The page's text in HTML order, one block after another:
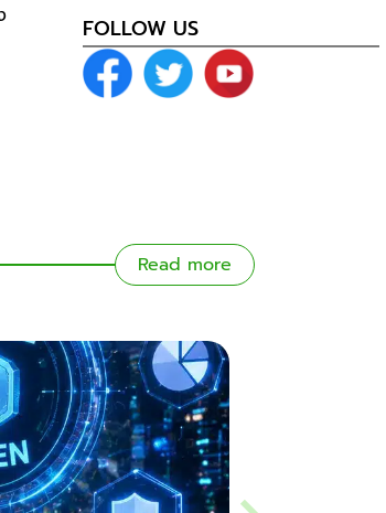
FOLLOW US
Read more